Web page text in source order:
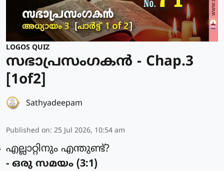
LOGOS QUIZ
സഭാപ്രസംഗകൻ - Chap.3
[1of2]
Sathyadeepam
Published on: 25 Jul 2026, 10:54 am
എല്ലാറ്റിനും എന്തുണ്ട്?
- ഒരു സമയം (3:1)